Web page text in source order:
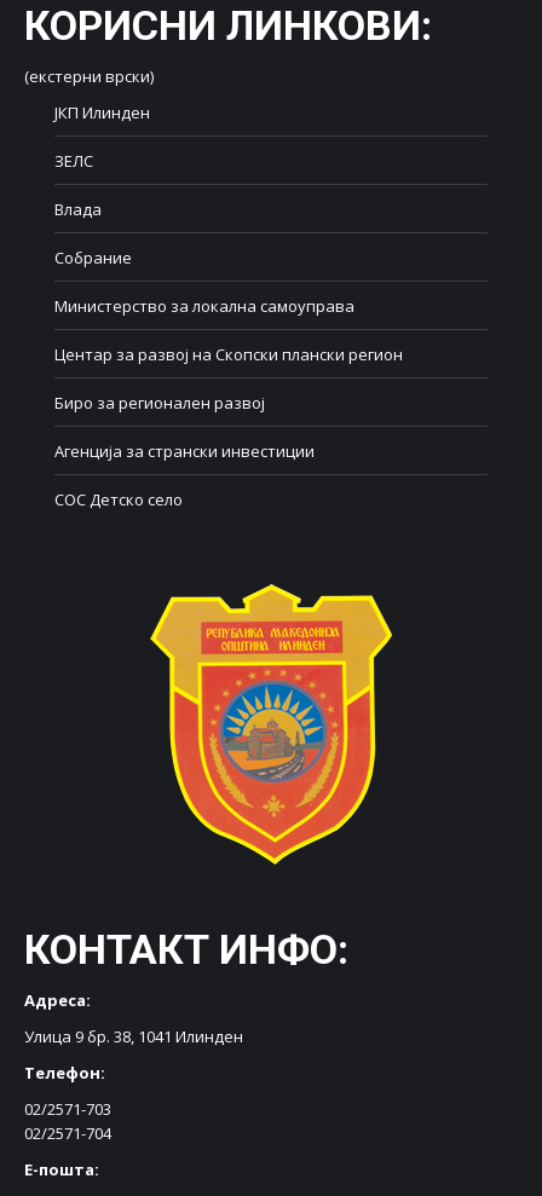
КОРИСНИ ЛИНКОВИ:
(екстерни врски)
ЈКП Илинден
ЗЕЛС
Влада
Собрание
Министерство за локална самоуправа
Центар за развој на Скопски плански регион
Биро за регионален развој
Агенција за странски инвестиции
СОС Детско село
КОНТАКТ ИНФО:
Адреса:
Улица 9 бр. 38, 1041 Илинден
Телефон:
02/2571-703
02/2571-704
Е-пошта: